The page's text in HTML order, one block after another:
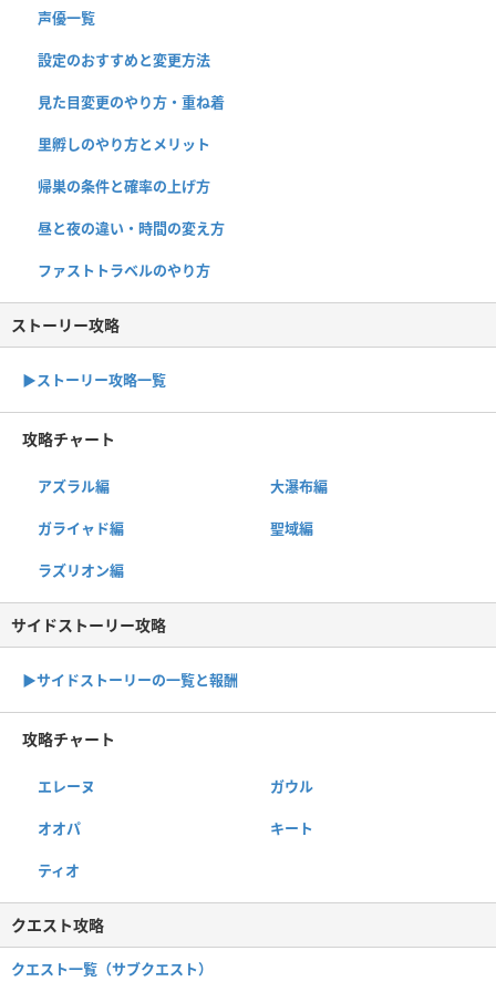
声優一覧
設定のおすすめと変更方法
見た目変更のやり方・重ね着
里孵しのやり方とメリット
帰巣の条件と確率の上げ方
昼と夜の違い・時間の変え方
ファストトラベルのやり方
ストーリー攻略
▶︎ストーリー攻略一覧
攻略チャート
アズラル編 大瀑布編
ガライャド編 聖域編
ラズリオン編
サイドストーリー攻略
▶サイドストーリーの一覧と報酬
攻略チャート
エレーヌ ガウル
オオパ キート
ティオ
クエスト攻略
クエスト一覧（サブクエスト）